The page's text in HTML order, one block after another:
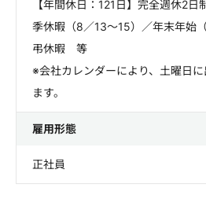
【年間休日：121日】完全週休2
季休暇（8／13～15）／年末年始
弔休暇 等
※会社カレンダーにより、土曜日
ます。
雇用形態
正社員